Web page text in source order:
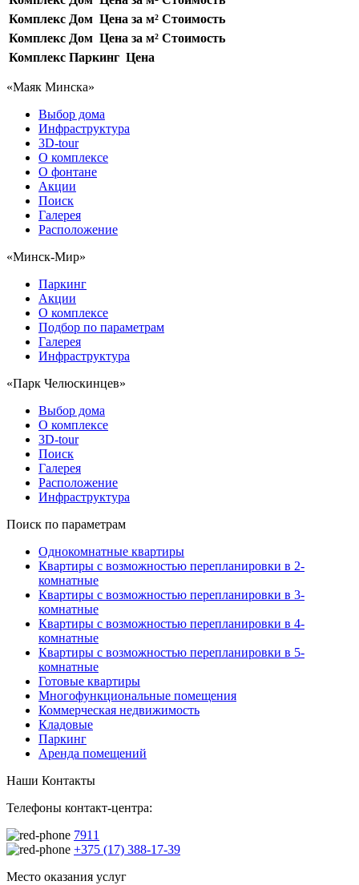
Комплекс Дом Цена за м² Стоимость
Комплекс Дом Цена за м² Стоимость
Комплекс Паркинг Цена
«Маяк Минска»
Выбор дома
Инфраструктура
3D-tour
О комплексе
О фонтане
Акции
Поиск
Галерея
Расположение
«Минск-Мир»
Паркинг
Акции
О комплексе
Подбор по параметрам
Галерея
Инфраструктура
«Парк Челюскинцев»
Выбор дома
О комплексе
3D-tour
Поиск
Галерея
Расположение
Инфраструктура
Поиск по параметрам
Однокомнатные квартиры
Квартиры с возможностью перепланировки в 2-
комнатные
Квартиры с возможностью перепланировки в 3-
комнатные
Квартиры с возможностью перепланировки в 4-
комнатные
Квартиры с возможностью перепланировки в 5-
комнатные
Готовые квартиры
Многофункциональные помещения
Коммерческая недвижимость
Кладовые
Паркинг
Аренда помещений
Наши Контакты
Телефоны контакт-центра:
7911
+375 (17) 388-17-39
Место оказания услуг